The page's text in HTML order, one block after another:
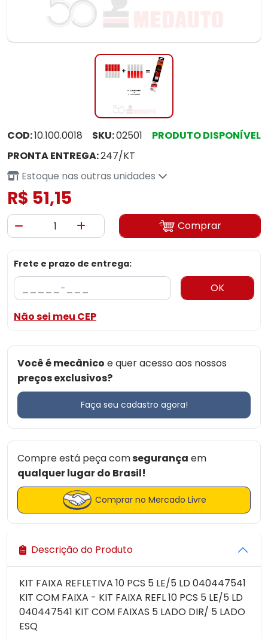
COD:10.100.0018 SKU:02501
PRODUTO DISPONÍVEL
PRONTA ENTREGA:247/KT
Estoque nas outras unidades
R$ 51,15
Comprar
Frete e prazo de entrega:
OK
Não sei meu CEP
Você é mecânico e quer acesso aos nossos
preços exclusivos?
Faça seu cadastro agora!
Compre está peça comsegurança em
qualquer lugar do Brasil!
Comprar no Mercado Livre
Descrição do Produto
KIT FAIXA REFLETIVA 10 PCS 5 LE/5 LD 040447541
KIT COM FAIXA - KIT FAIXA REFL 10 PCS 5 LE/5 LD
040447541 KIT COM FAIXAS 5 LADO DIR/ 5 LADO
ESQ